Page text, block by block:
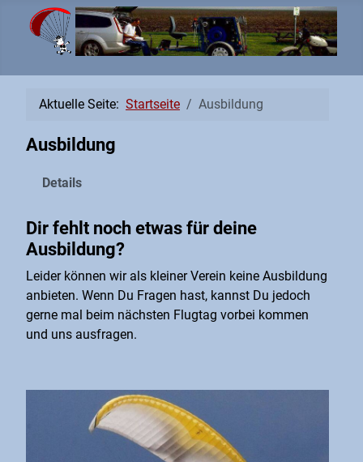
Aktuelle Seite: Startseite Ausbildung
Ausbildung
Details
Dir fehlt noch etwas für deine
Ausbildung?
Leider können wir als kleiner Verein keine Ausbildung
anbieten. Wenn Du Fragen hast, kannst Du jedoch
gerne mal beim nächsten Flugtag vorbei kommen
und uns ausfragen.